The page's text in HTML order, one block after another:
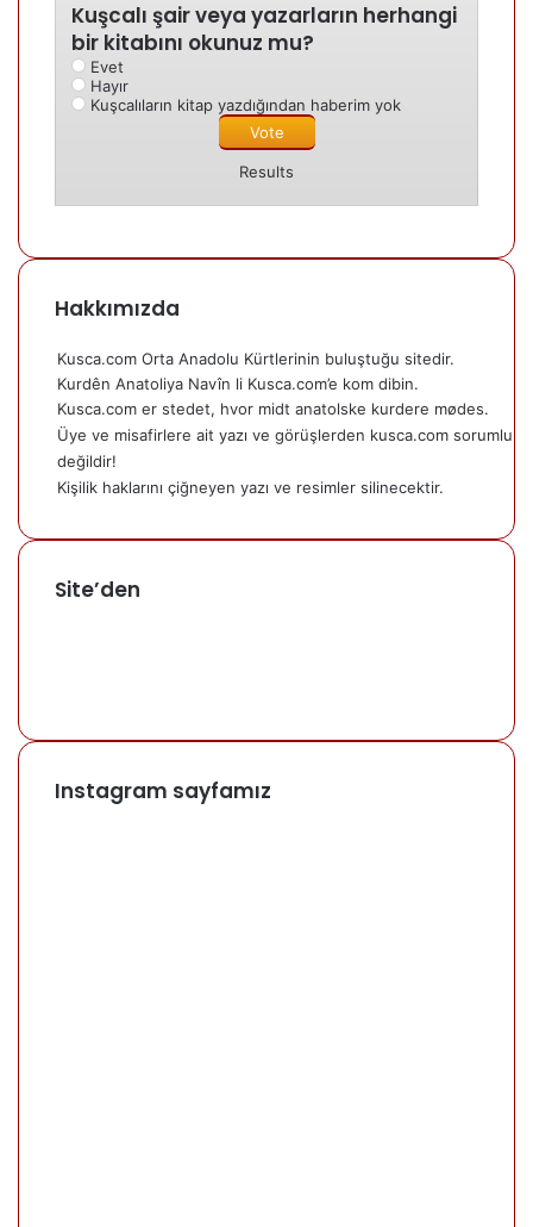
Kuşcalı şair veya yazarların herhangi
bir kitabını okunuz mu?
Evet
Hayır
Kuşcalıların kitap yazdığından haberim yok
Results
Hakkımızda
Kusca.com Orta Anadolu Kürtlerinin buluştuğu sitedir.
Kurdên Anatoliya Navîn li Kusca.com’e kom dibin.
Kusca.com er stedet, hvor midt anatolske kurdere mødes.
Üye ve misafirlere ait yazı ve görüşlerden kusca.com sorumlu
değildir!
Kişilik haklarını çiğneyen yazı ve resimler silinecektir.
Site’den
Instagram sayfamız